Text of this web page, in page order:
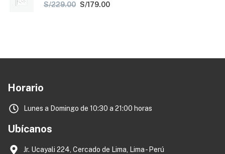
S/229.00 S/179.00
Horario
Lunes a Domingo de 10:30 a 21:00 horas
Ubícanos
Jr. Ucayali 224, Cercado de Lima, Lima - Perú